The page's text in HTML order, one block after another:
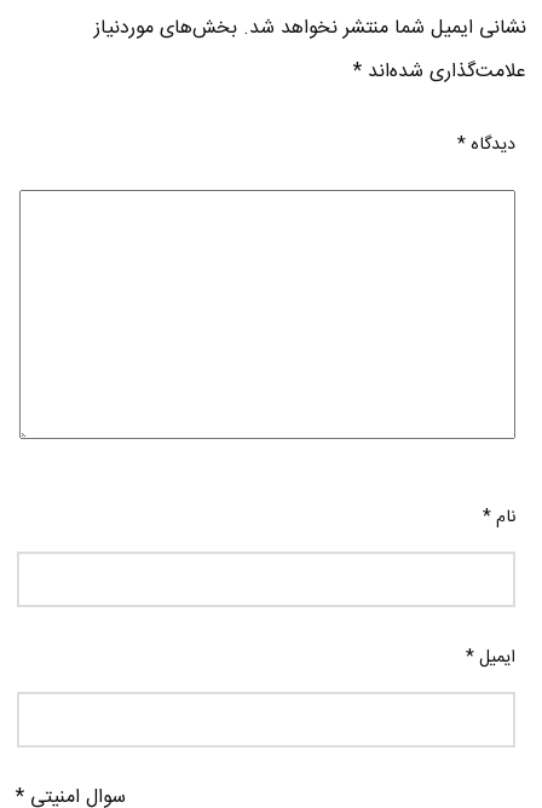
نشانی ایمیل شما منتشر نخواهد شد. بخش‌های موردنیاز
علامت‌گذاری شده‌اند*
دیدگاه*
نام*
ایمیل*
سوال امنیتی *